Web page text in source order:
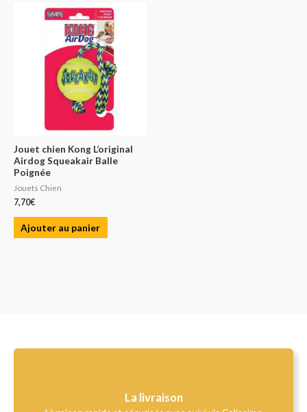
Jouet chien Kong L’original
Airdog Squeakair Balle
Poignée
Jouets Chien
7,70€
Ajouter au panier
La livraison